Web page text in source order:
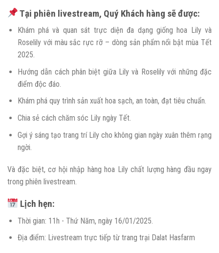
Tại phiên livestream, Quý Khách hàng sẽ được:
Khám phá và quan sát trực diện đa dạng giống hoa Lily và
Roselily với màu sắc rực rỡ – dòng sản phẩm nổi bật mùa Tết
2025.
Hướng dẫn cách phân biệt giữa Lily và Roselily với những đặc
điểm độc đáo.
Khám phá quy trình sản xuất hoa sạch, an toàn, đạt tiêu chuẩn.
Chia sẻ cách chăm sóc Lily ngày Tết.
Gợi ý sáng tạo trang trí Lily cho không gian ngày xuân thêm rạng
ngời.
Và đặc biệt, cơ hội nhập hàng hoa Lily chất lượng hàng đầu ngay
trong phiên livestream.
Lịch hẹn:
Thời gian: 11h - Thứ Năm, ngày 16/01/2025.
Địa điểm: Livestream trực tiếp từ trang trại Dalat Hasfarm